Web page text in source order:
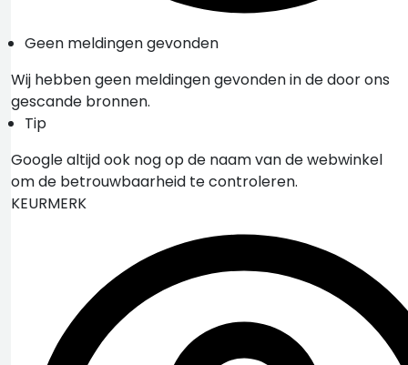
Geen meldingen gevonden
Wij hebben geen meldingen gevonden in de door ons
gescande bronnen.
Tip
Google altijd ook nog op de naam van de webwinkel
om de betrouwbaarheid te controleren.
KEURMERK